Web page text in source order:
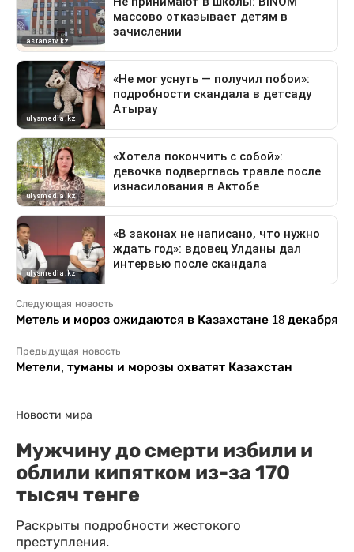
Следующая новость
Метель и мороз ожидаются в Казахстане 18 декабря
Предыдущая новость
Метели, туманы и морозы охватят Казахстан
Новости мира
Мужчину до смерти избили и
облили кипятком из-за 170
тысяч тенге
Раскрыты подробности жестокого
преступления.